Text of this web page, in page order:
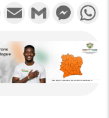
TwitterEmail Gmail